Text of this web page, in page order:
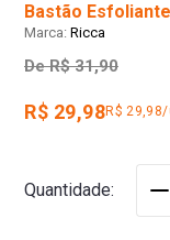
Bastão
Ricca
De R$ 31,90
R$ 29,98R$
Quantidade